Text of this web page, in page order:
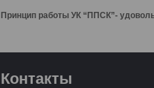
Принцип работы УК “ППСК”-
Контакты